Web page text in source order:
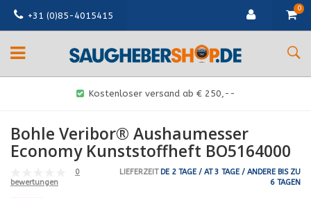
+31 (0)85-4015415
0
Kostenloser versand ab € 250,--
Bohle Veribor® Aushaumesser
Economy Kunststoffheft BO5164000
0
bewertungen
LIEFERZEITDE 2 TAGE / AT 3 TAGE / ANDERE BIS ZU
6 TAGEN